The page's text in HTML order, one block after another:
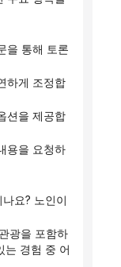
는 경험 중 어